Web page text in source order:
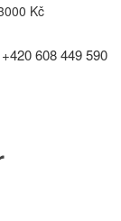
Kč
608 449 590